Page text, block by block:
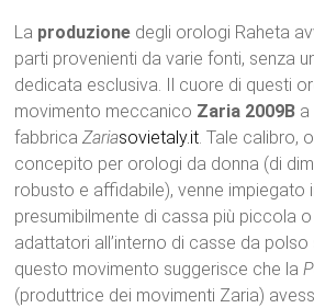
La produzione degli orologi Raheta
parti provenienti da varie fonti, senza
dedicata esclusiva. Il cuore di questi
movimento meccanico Zaria 2009B a
fabbricaZariasovietaly.it. Tale calibro,
concepito per orologi da donna (di
robusto e affidabile), venne impiegato
presumibilmente di cassa più piccola
adattatori all’interno di casse da
questo movimento suggerisce che la
(produttrice dei movimenti Zaria)